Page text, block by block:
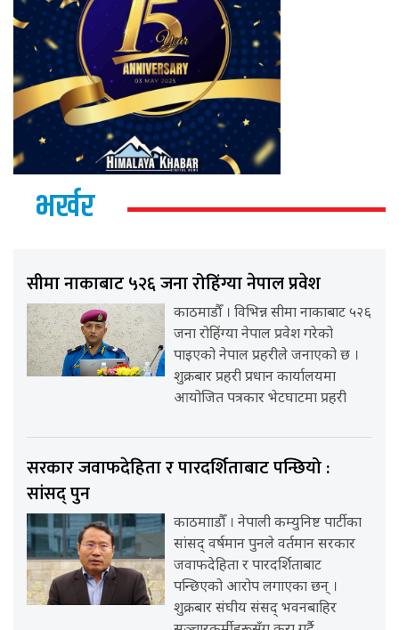
भर्खर
सीमा नाकाबाट ५२६ जना रोहिंग्या नेपाल प्रवेश
काठमाडौँ । विभिन्न सीमा नाकाबाट ५२६
जना रोहिंग्या नेपाल प्रवेश गरेको
पाइएको नेपाल प्रहरीले जनाएको छ ।
शुक्रबार प्रहरी प्रधान कार्यालयमा
आयोजित पत्रकार भेटघाटमा प्रहरी
सरकार जवाफदेहिता र पारदर्शिताबाट पन्छियो :
सांसद् पुन
काठमााडौँ । नेपाली कम्युनिष्ट पार्टीका
सांसद् वर्षमान पुनले वर्तमान सरकार
जवाफदेहिता र पारदर्शिताबाट
पन्छिएको आरोप लगाएका छन् ।
शुक्रबार संघीय संसद् भवनबाहिर